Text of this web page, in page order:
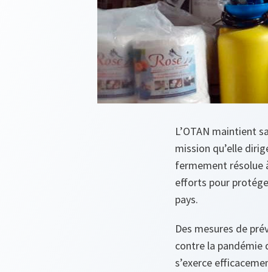
L’OTAN maintient
mission qu’elle
fermement résolue
efforts pour
pays.
Des mesures de
contre la pandémie
s’exerce